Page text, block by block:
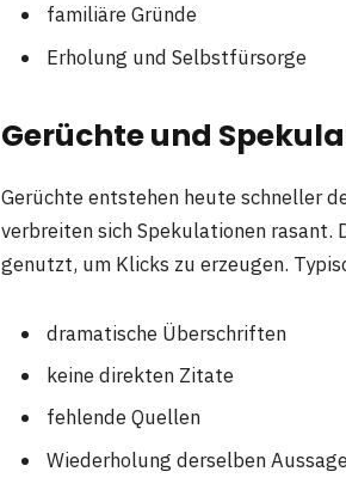
familiäre Gründe
Erholung und Selbstfürsorge
Gerüchte und
Gerüchte entstehen heute schneller
verbreiten sich Spekulationen rasant.
genutzt, um Klicks zu erzeugen.
dramatische Überschriften
keine direkten Zitate
fehlende Quellen
Wiederholung derselben